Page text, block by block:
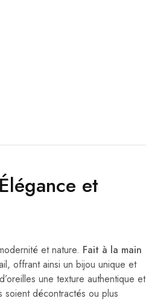
et
et nature. Fait à la main
offrant ainsi un bijou unique et
une texture authentique et
soient décontractés ou plus